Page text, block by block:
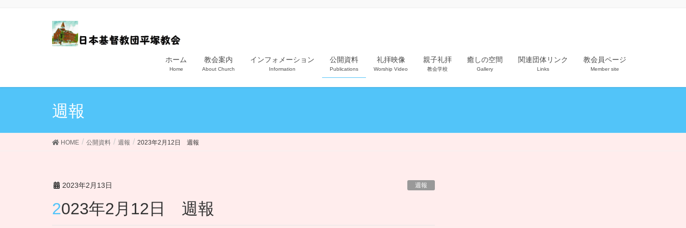
ホーム
Home
教会案内
About Church
インフォメーション
Information
公開資料
Publications
礼拝映像
Worship Video
親子礼拝
教会学校
癒しの空間
Gallery
関連団体リンク
Links
教会員ページ
Member site
週報
HOME 公開資料 週報 2023年2月12日 週報
2023年2月13日 週報
2023年2月12日 週報